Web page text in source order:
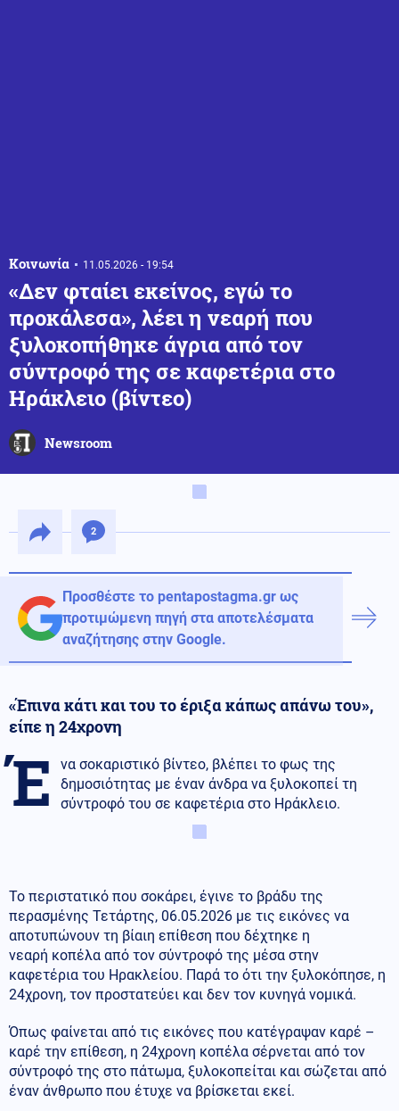
Κοινωνία 11.05.2026 - 19:54
«Δεν φταίει εκείνος, εγώ το
προκάλεσα», λέει η νεαρή που
ξυλοκοπήθηκε άγρια από τον
σύντροφό της σε καφετέρια στο
Ηράκλειο (βίντεο)
Newsroom
2
Προσθέστε το pentapostagma.gr ως
προτιμώμενη πηγή στα αποτελέσματα
αναζήτησης στην Google.
«Έπινα κάτι και του το έριξα κάπως απάνω του»,
είπε η 24χρονη
Έ
να σοκαριστικό βίντεο, βλέπει το φως της
δημοσιότητας με έναν άνδρα να ξυλοκοπεί τη
σύντροφό του σε καφετέρια στο Ηράκλειο.
Το περιστατικό που σοκάρει, έγινε το βράδυ της
περασμένης Τετάρτης, 06.05.2026 με τις εικόνες να
αποτυπώνουν τη βίαιη επίθεση που δέχτηκε η
νεαρή κοπέλα από τον σύντροφό της μέσα στην
καφετέρια του Ηρακλείου. Παρά το ότι την ξυλοκόπησε, η
24χρονη, τον προστατεύει και δεν τον κυνηγά νομικά.
Όπως φαίνεται από τις εικόνες που κατέγραψαν καρέ –
καρέ την επίθεση, η 24χρονη κοπέλα σέρνεται από τον
σύντροφό της στο πάτωμα, ξυλοκοπείται και σώζεται από
έναν άνθρωπο που έτυχε να βρίσκεται εκεί.